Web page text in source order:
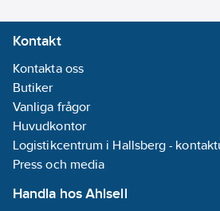
patenterade ERGO FIT-
SYSTEM i nacken
justerar du snabbt och
enkelt storlek och
passformen genom att
vrida på den stora
ratten, och föra de
vingarna uppåt och
Kontakt
Kontakta oss
Butiker
Vanliga frågor
Huvudkontor
Logistikcentrum i Hallsberg -
Press och media
Handla hos Ahlsell